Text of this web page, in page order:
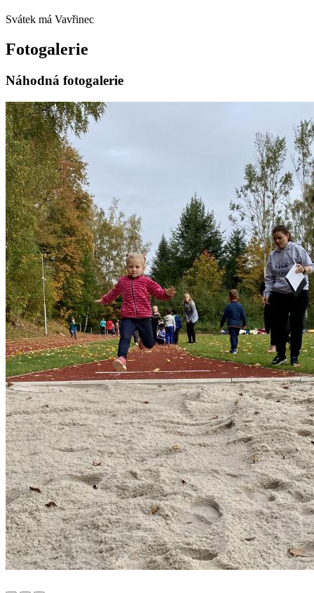
Svátek má Vavřinec
Fotogalerie
Náhodná fotogalerie